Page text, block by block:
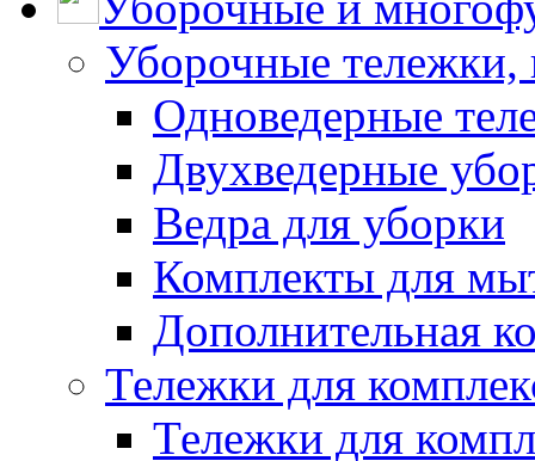
Уборочные тележки,
Одноведерные
Двухведерные
Ведра для уборки
Комплекты для
Дополнительная
Тележки для
Тележки для